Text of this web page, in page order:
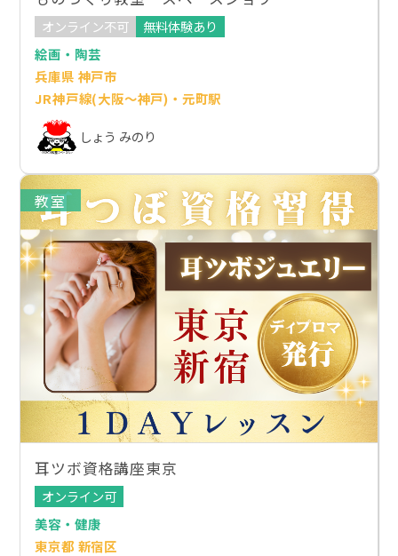
オンライン不可
無料体験あり
絵画・陶芸
兵庫県 神戸市
JR神戸線(大阪～神戸)・元町駅
しょう みのり
教室
耳ツボ資格講座東京
オンライン可
美容・健康
東京都 新宿区